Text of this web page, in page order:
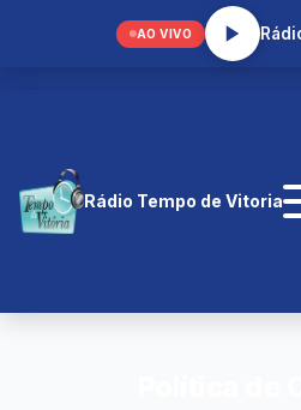
AO VIVO
Rádio Tempo de Vitoria